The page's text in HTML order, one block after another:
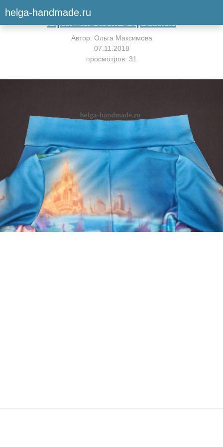
helga-handmade.ruВернуться к мастер-классу
Пришиваем воротник
Автор: Ольга Максимова
07.11.2018
просмотров: 31